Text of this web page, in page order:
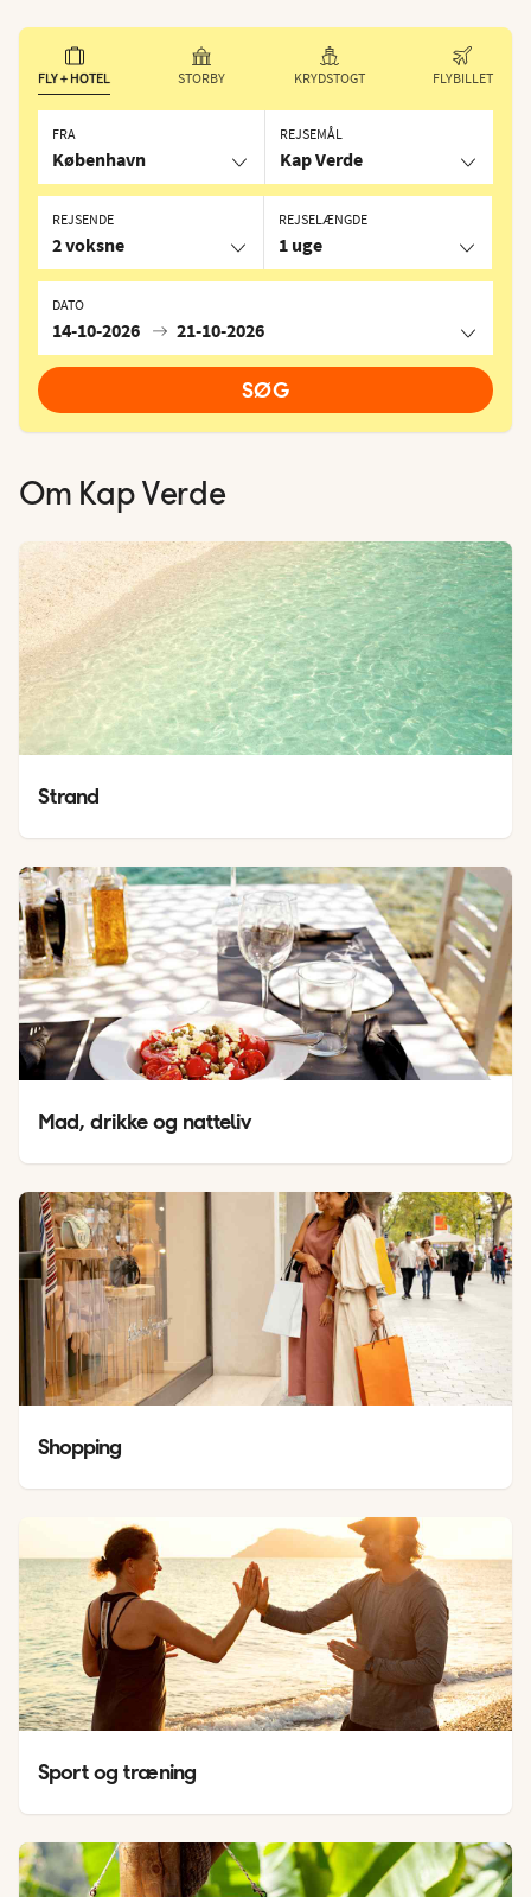
FLY + HOTEL STORBY KRYDSTOGT FLYBILLET
FRA
København
REJSEMÅL
Kap Verde
REJSELÆNGDE
1 uge
DATO
14-10-2026 21-10-2026
REJSENDE
2 voksne
SØG
Om Kap Verde
Strand
Mad, drikke og natteliv
Shopping
Sport og træning